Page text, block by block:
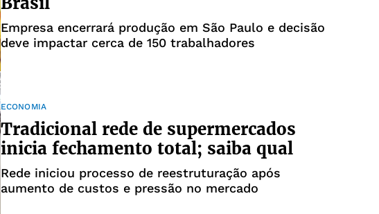
Empresa encerrará produção em São Paulo e decisão
deve impactar cerca de 150 trabalhadores
ECONOMIA
Tradicional rede de supermercados
inicia fechamento total; saiba qual
Rede iniciou processo de reestruturação após
aumento de custos e pressão no mercado